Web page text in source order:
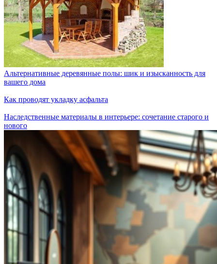
Альтернативные деревянные полы: шик и изысканность для
вашего дома
Как проводят укладку асфальта
Наследственные материалы в интерьере: сочетание старого и
нового